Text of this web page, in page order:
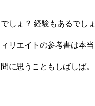
しょ？ 経験もあるでしょ
リエイトの参考書は本
に思うこともしばしば。